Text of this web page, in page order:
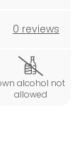
0 reviews
alcohol not
allowed